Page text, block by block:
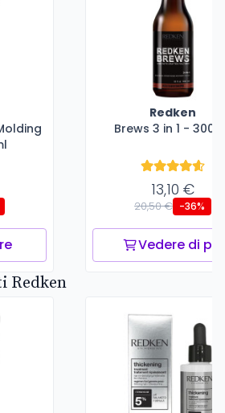
Redken
Brews 3 in 1 - 300
13,10 €
20,50 € -36%
Vedere di più
Redken